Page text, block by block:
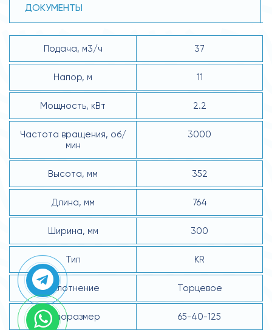
ДОКУМЕНТЫ
Подача, м3/ч 37
Напор, м 11
Мощность, кВт 2.2
Частота вращения, об/
мин
3000
Высота, мм 352
Длина, мм 764
Ширина, мм 300
Тип KR
Уплотнение Торцевое
Типоразмер 65-40-125